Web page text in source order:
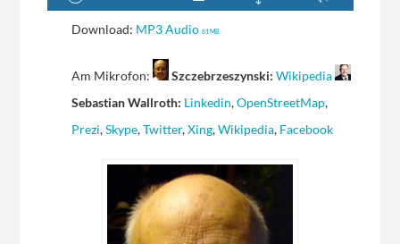
Download: MP3 Audio 61 MB
Am Mikrofon: Szczebrzeszynski: Wikipedia
Sebastian Wallroth: Linkedin,OpenStreetMap,
Prezi,Skype,Twitter,Xing,Wikipedia, Facebook